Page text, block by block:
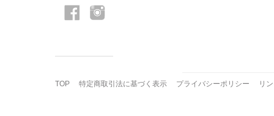
TOP 特定商取引法に基づく表示 プライバシーポリシー リ